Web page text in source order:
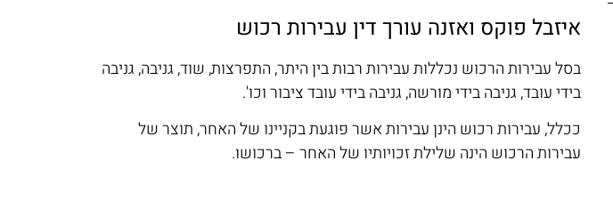
איזבל פוקס ואזנה עורך דין עבירות רכוש
בסל עבירות הרכוש נכללות עבירות רבות בין היתר, התפרצות, שוד, גניבה, גניבה
בידי עובד, גניבה בידי מורשה, גניבה בידי עובד ציבור וכו'.
ככלל, עבירות רכוש הינן עבירות אשר פוגעת בקניינו של האחר, תוצר של
עבירות הרכוש הינה שלילת זכויותיו של האחר – ברכושו.